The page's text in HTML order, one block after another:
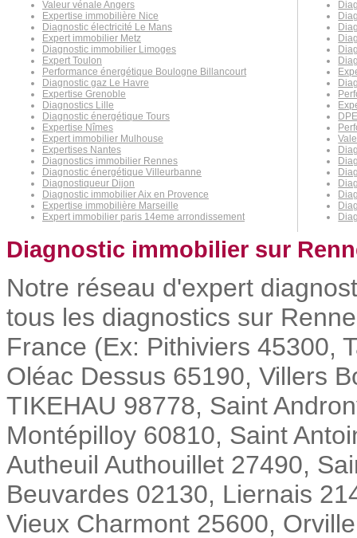
Valeur vénale Angers
Expertise immobilière Nice
Diagnostic électricité Le Mans
Expert immobilier Metz
Diagnostic immobilier Limoges
Expert Toulon
Performance énergétique Boulogne Billancourt
Diagnostic gaz Le Havre
Expertise Grenoble
Diagnostics Lille
Diagnostic énergétique Tours
Expertise Nîmes
Expert immobilier Mulhouse
Expertises Nantes
Diagnostics immobilier Rennes
Diagnostic énergétique Villeurbanne
Diagnostiqueur Dijon
Diagnostic immobilier Aix en Provence
Expertise immobilière Marseille
Expert immobilier paris 14eme arrondissement
Diagnostic immobilier sur
Notre réseau d'expert
tous les diagnostics sur
France (Ex: Pithiviers 45300,
Oléac Dessus 65190, Villers
TIKEHAU 98778, Saint
Montépilloy 60810, Saint
Autheuil Authouillet 27490,
Beuvardes 02130, Liernais
Vieux Charmont 25600,